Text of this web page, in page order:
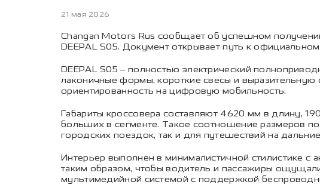
21 мая 2026
Changan Motors Rus сообщает об успешном
DEEPAL S05. Документ открывает путь к
DEEPAL S05 – полностью электрический
лаконичные формы, короткие свесы и
ориентированность на цифровую мобильность.
Габариты кроссовера составляют 4620 мм в длину,
больших в сегменте. Такое соотношение размеров
городских поездок, так и для путешествий на
Интерьер выполнен в минималистичной стилистике с
таким образом, чтобы водитель и пассажиры
мультимедийной системой с поддержкой